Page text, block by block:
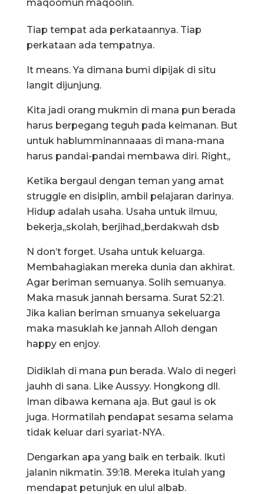
maqoomun maqoolin.
Tiap tempat ada perkataannya. Tiap
perkataan ada tempatnya.
It means. Ya dimana bumi dipijak di situ
langit dijunjung.
Kita jadi orang mukmin di mana pun berada
harus berpegang teguh pada keimanan. But
untuk hablumminannaaas di mana-mana
harus pandai-pandai membawa diri. Right,,
Ketika bergaul dengan teman yang amat
struggle en disiplin, ambil pelajaran darinya.
Hidup adalah usaha. Usaha untuk ilmuu,
bekerja,,skolah, berjihad,,berdakwah dsb
N don’t forget. Usaha untuk keluarga.
Membahagiakan mereka dunia dan akhirat.
Agar beriman semuanya. Solih semuanya.
Maka masuk jannah bersama. Surat 52:21.
Jika kalian beriman smuanya sekeluarga
maka masuklah ke jannah Alloh dengan
happy en enjoy.
Didiklah di mana pun berada. Walo di negeri
jauhh di sana. Like Aussyy. Hongkong dll.
Iman dibawa kemana aja. But gaul is ok
juga. Hormatilah pendapat sesama selama
tidak keluar dari syariat-NYA.
Dengarkan apa yang baik en terbaik. Ikuti
jalanin nikmatin. 39:18. Mereka itulah yang
mendapat petunjuk en ulul albab.